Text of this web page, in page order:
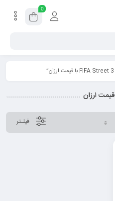
0
فیلـتر